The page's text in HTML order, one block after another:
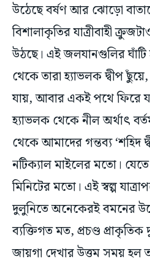
উঠেছে বর্ষণ আর ঝোড়ো
বিশালাকৃতির যাত্রীবাহী
উঠছে। এই জলযানগুলির ঘাঁটি
থেকে তারা হ্যাভলক দ্বীপ ছুঁয়ে,
যায়, আবার একই পথে ফিরে
হ্যাভলক থেকে নীল অর্থাৎ
থেকে আমাদের গন্তব্য ‘শহিদ
নটিক্যাল মাইলের মতো।
মিনিটের মতো। এই স্বল্প
দুলুনিতে অনেকেরই বমনের
ব্যক্তিগত মত, প্রচণ্ড প্রাকৃতিক
জায়গা দেখার উত্তম সময় হল